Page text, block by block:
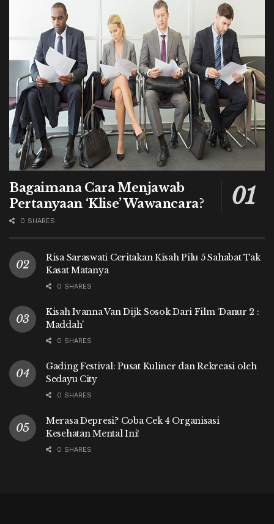
Bagaimana Cara Menjawab
Pertanyaan ‘Klise’ Wawancara?
0 SHARES
Risa Saraswati Ceritakan Kisah Pilu 5 Sahabat Tak
Kasat Matanya
0 SHARES
Kisah Ivanna Van Dijk Sosok Dari Film ‘Danur 2 :
Maddah’
0 SHARES
Gading Festival: Pusat Kuliner dan Rekreasi oleh
Sedayu City
0 SHARES
Merasa Depresi? Coba Cek 4 Organisasi
Kesehatan Mental Ini!
0 SHARES